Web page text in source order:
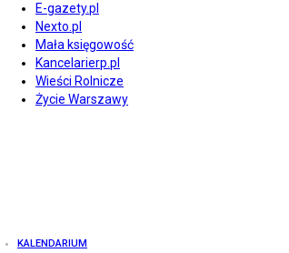
E-gazety.pl
Nexto.pl
Mała księgowość
Kancelarierp.pl
Wieści Rolnicze
Życie Warszawy
KALENDARIUM